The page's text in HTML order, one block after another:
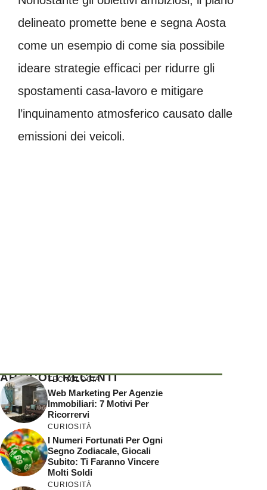
delineato promette bene e segna Aosta
come un esempio di come sia possibile
ideare strategie efficaci per ridurre gli
spostamenti casa-lavoro e mitigare
l’inquinamento atmosferico causato dalle
emissioni dei veicoli.
ARTICOLI RECENTI
TECNOLOGIA
Web Marketing Per Agenzie
Immobiliari: 7 Motivi Per
Ricorrervi
CURIOSITÀ
I Numeri Fortunati Per Ogni
Segno Zodiacale, Giocali
Subito: Ti Faranno Vincere
Molti Soldi
CURIOSITÀ